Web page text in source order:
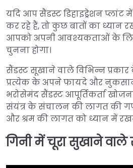
यदि आप सैंडस्ट डिहाइड्रेशन प्लांट
कर रहे हैं, तो कुछ बातों का ध्यान
आपको अपनी आवश्यकताओं के लिए
चुनना होगा।
सैंडस्ट सूखाने वाले विभिन्न
प्रत्येक के अपने फायदे और
भरोसेमंद सैंडस्ट आपूर्तिकर्ता
संयंत्र के संचालन की लागत की
और श्रम की लागत को ध्यान में
गिनी में चूरा सुखाने वाले